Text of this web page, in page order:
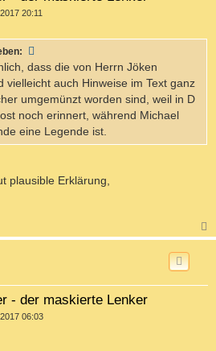
20:11
dass die von Herrn Jöken
vielleicht auch Hinweise im Text ganz
umgemünzt worden sind, weil in D
noch erinnert, während Michael
eine Legende ist.
plausible Erklärung,
a
- der maskierte Lenker
06:03